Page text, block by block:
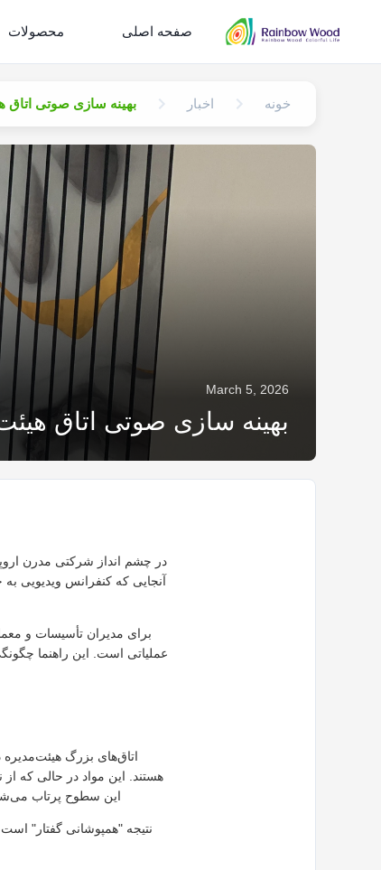
صفحه اصلی محصولات
خونه اخبار بهینه سازی صوتی اتاق
March 5, 2026
بهینه سازی صوتی اتاق
در چشم انداز شرکتی مدرن
آنجایی که کنفرانس ویدیویی
برای مدیران تأسیسات و
عملیاتی است. این راهنما
اتاق‌های بزرگ
هستند. این مواد در حالی که
این سطوح پرتاب
نتیجه "همپوشانی گفتار"